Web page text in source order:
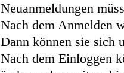
Neuanmeldungen
Nach dem Anmelden
Dann können sie sich
Nach dem Einloggen